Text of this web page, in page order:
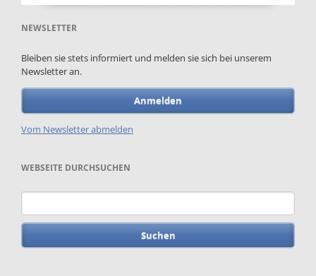
NEWSLETTER
Bleiben sie stets informiert und melden sie sich bei unserem
Newsletter an.
Anmelden
Vom Newsletter abmelden
WEBSEITE DURCHSUCHEN
Suchbegriffe